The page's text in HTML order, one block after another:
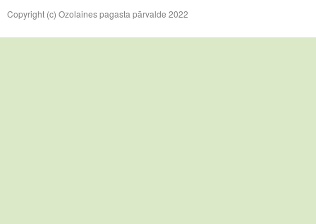
Copyright (c) Ozolaines pagasta pārvalde 2022